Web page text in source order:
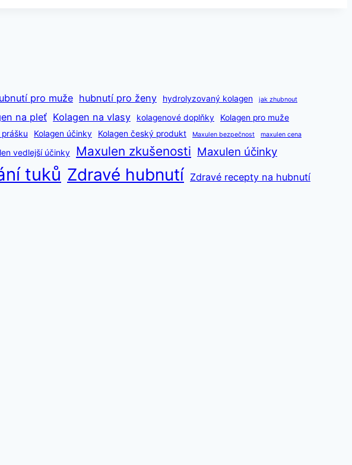
pro muže hubnutí pro ženy hydrolyzovaný kolagen jak zhubnout
na pleť Kolagen na vlasy kolagenové doplňky
Kolagen pro muže
prášku Kolagen účinky Kolagen český produkt Maxulen bezpečnost maxulen cena
vedlejší účinky Maxulen zkušenosti Maxulen účinky
tuků Zdravé hubnutí Zdravé recepty na hubnutí